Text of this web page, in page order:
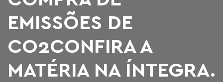
EMISSÕES DE
CO2CONFIRA A
MATÉRIA NA ÍNTEGRA.